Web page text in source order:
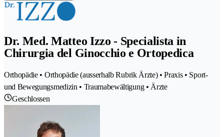
Dr. Med. Matteo Izzo - Specialista in
Chirurgia del Ginocchio e Ortopedica
Orthopädie • Orthopädie (ausserhalb Rubrik Ärzte) • Praxis • Sport-
und Bewegungsmedizin • Traumabewältigung • Ärzte
Geschlossen